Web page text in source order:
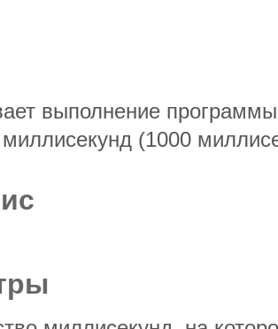
выполнение
миллисекунд (1000